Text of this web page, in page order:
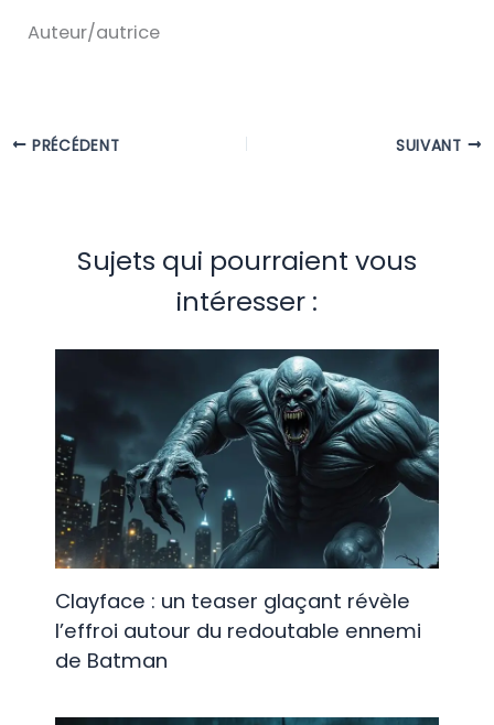
Auteur/autrice
PRÉCÉDENT SUIVANT
Sujets qui pourraient vous
intéresser :
Clayface : un teaser glaçant révèle
l’effroi autour du redoutable ennemi
de Batman